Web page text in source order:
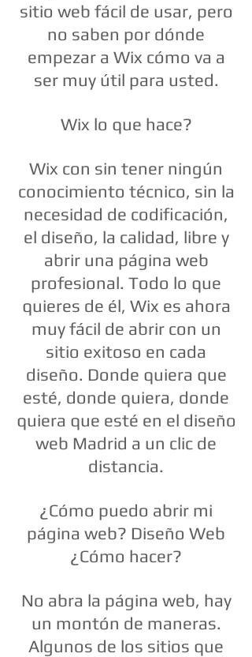
sitio web fácil de usar, pero
no saben por dónde
empezar a Wix cómo va a
ser muy útil para usted.
Wix lo que hace?
Wix con sin tener ningún
conocimiento técnico, sin la
necesidad de codificación,
el diseño, la calidad, libre y
abrir una página web
profesional. Todo lo que
quieres de él, Wix es ahora
muy fácil de abrir con un
sitio exitoso en cada
diseño. Donde quiera que
esté, donde quiera, donde
quiera que esté en el diseño
web Madrid a un clic de
distancia.
¿Cómo puedo abrir mi
página web? Diseño Web
¿Cómo hacer?
No abra la página web, hay
un montón de maneras.
Algunos de los sitios que